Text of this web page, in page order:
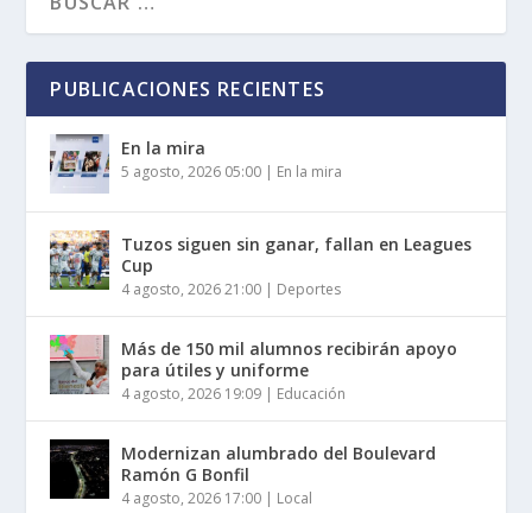
PUBLICACIONES RECIENTES
En la mira
5 agosto, 2026 05:00 | En la mira
Tuzos siguen sin ganar, fallan en Leagues
Cup
4 agosto, 2026 21:00 | Deportes
Más de 150 mil alumnos recibirán apoyo
para útiles y uniforme
4 agosto, 2026 19:09 | Educación
Modernizan alumbrado del Boulevard
Ramón G Bonfil
4 agosto, 2026 17:00 | Local